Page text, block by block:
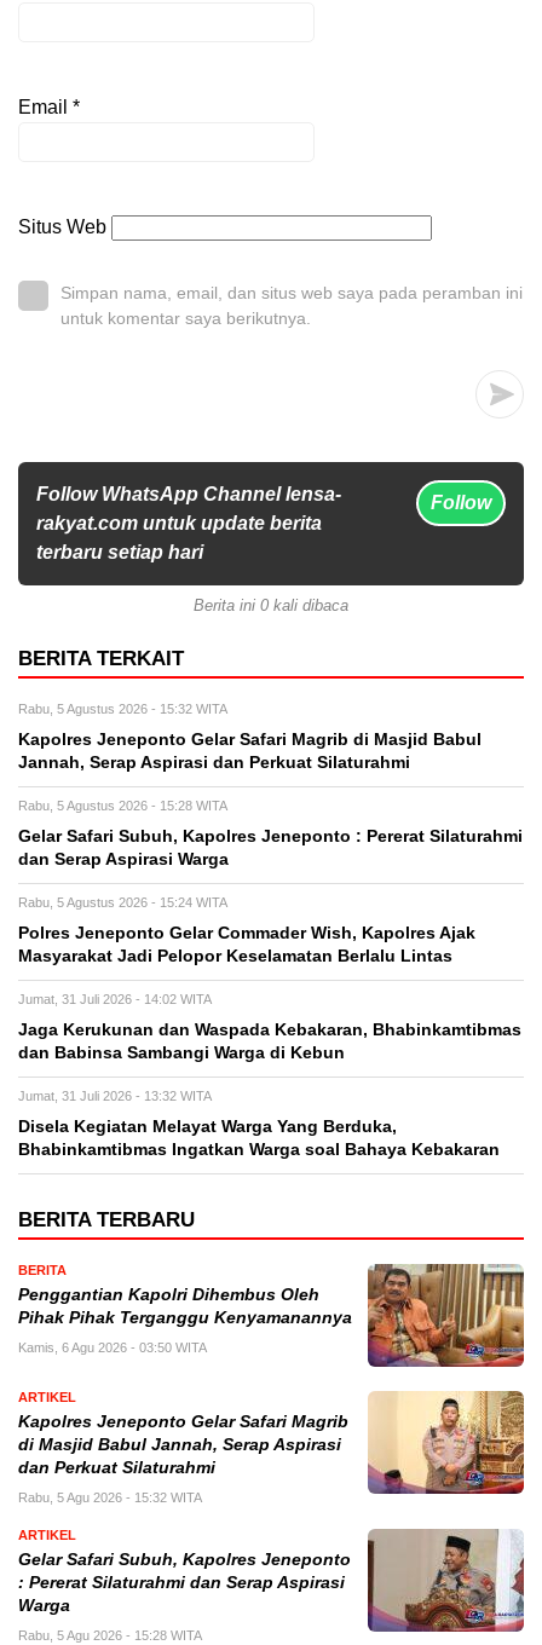
Email *
Situs Web
Simpan nama, email, dan situs web saya pada peramban ini
untuk komentar saya berikutnya.
Follow WhatsApp Channel lensa-
rakyat.com untuk update berita
terbaru setiap hari
Follow
Berita ini 0 kali dibaca
BERITA TERKAIT
Rabu, 5 Agustus 2026 - 15:32 WITA
Kapolres Jeneponto Gelar Safari Magrib di Masjid Babul
Jannah, Serap Aspirasi dan Perkuat Silaturahmi
Rabu, 5 Agustus 2026 - 15:28 WITA
Gelar Safari Subuh, Kapolres Jeneponto : Pererat Silaturahmi
dan Serap Aspirasi Warga
Rabu, 5 Agustus 2026 - 15:24 WITA
Polres Jeneponto Gelar Commader Wish, Kapolres Ajak
Masyarakat Jadi Pelopor Keselamatan Berlalu Lintas
Jumat, 31 Juli 2026 - 14:02 WITA
Jaga Kerukunan dan Waspada Kebakaran, Bhabinkamtibmas
dan Babinsa Sambangi Warga di Kebun
Jumat, 31 Juli 2026 - 13:32 WITA
Disela Kegiatan Melayat Warga Yang Berduka,
Bhabinkamtibmas Ingatkan Warga soal Bahaya Kebakaran
BERITA TERBARU
BERITA
Penggantian Kapolri Dihembus Oleh
Pihak Pihak Terganggu Kenyamanannya
Kamis, 6 Agu 2026 - 03:50 WITA
ARTIKEL
Kapolres Jeneponto Gelar Safari Magrib
di Masjid Babul Jannah, Serap Aspirasi
dan Perkuat Silaturahmi
Rabu, 5 Agu 2026 - 15:32 WITA
ARTIKEL
Gelar Safari Subuh, Kapolres Jeneponto
: Pererat Silaturahmi dan Serap Aspirasi
Warga
Rabu, 5 Agu 2026 - 15:28 WITA